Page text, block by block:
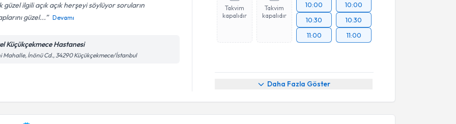
güzel ilgili açık açık herşeyi söylüyor soruların
güzel...
Devamı
Küçükçekmece Hastanesi
Mahalle, İnönü Cd., 34290 Küçükçekmece/İstanbul
Takvim
kapalıdır
Takvim
kapalıdır
10:00
10:30
11:00
10:00
10:30
11:00
Daha Fazla Göster
Randevu Takvimi Talebi